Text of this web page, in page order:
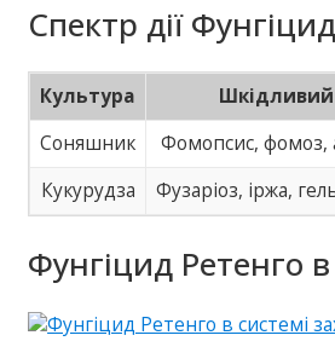
Спектр дії
Культура
Шкідливий
Соняшник
Фомопсис, фомоз,
Кукурудза
Фузаріоз, іржа,
Фунгіцид Ретенго